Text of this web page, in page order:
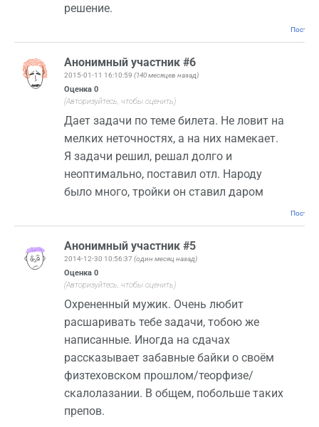
решение.
Анонимный участник #6
2015-01-11 16:10:59 (140 месяцев назад)
Оценка 0
(Авторизуйтесь, чтобы оценить)
Дает задачи по теме билета. Не ловит на
мелких неточностях, а на них намекает.
Я задачи решил, решал долго и
неоптимально, поставил отл. Народу
было много, тройки он ставил даром
Анонимный участник #5
2014-12-30 10:56:37 (один месяц назад)
Оценка 0
(Авторизуйтесь, чтобы оценить)
Охрененный мужик. Очень любит
расшаривать тебе задачи, тобою же
написанные. Иногда на сдачах
рассказывает забавные байки о своём
физтеховском прошлом/теорфизе/
скалолазании. В общем, побольше таких
препов.